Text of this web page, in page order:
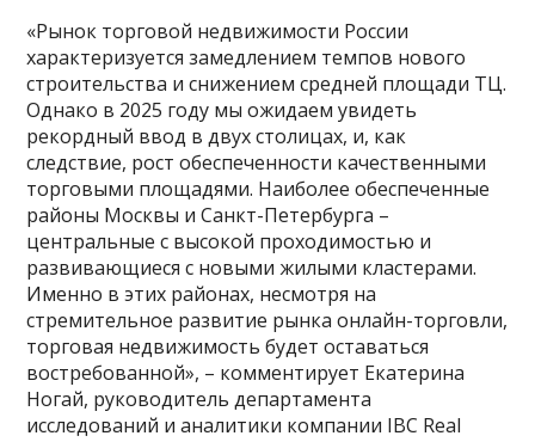
«Рынок торговой недвижимости России
характеризуется замедлением темпов нового
строительства и снижением средней площади ТЦ.
Однако в 2025 году мы ожидаем увидеть
рекордный ввод в двух столицах, и, как
следствие, рост обеспеченности качественными
торговыми площадями. Наиболее обеспеченные
районы Москвы и Санкт-Петербурга –
центральные с высокой проходимостью и
развивающиеся с новыми жилыми кластерами.
Именно в этих районах, несмотря на
стремительное развитие рынка онлайн-торговли,
торговая недвижимость будет оставаться
востребованной», – комментирует Екатерина
Ногай, руководитель департамента
исследований и аналитики компании IBC Real